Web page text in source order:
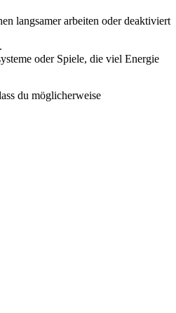
langsamer arbeiten oder deaktiviert
oder Spiele, die viel Energie
du möglicherweise